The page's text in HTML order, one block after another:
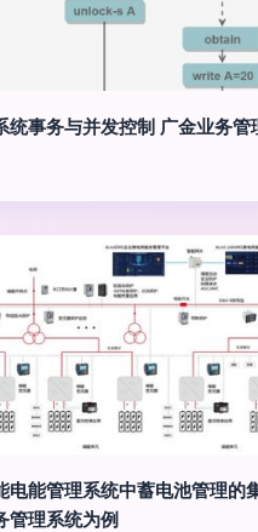
统事务与并发控制 广金业务管
电能管理系统中蓄电池管理
管理系统为例